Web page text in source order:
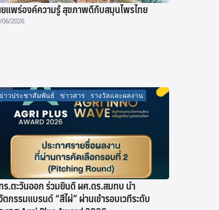
ยแพร่องค์ความรู้ สุขภาพดีกับสมุนไพรไทย
06/2026
าวประชาสัมพันธ์ ข่าวสาร รางวัลและผลงาน
ร.ตะวันออก ร่วมยินดี ผศ.ดร.สมทบ นำ
กรรมแบรนด์ “สีไผ่” ผ่านเข้ารอบเวทีระดับ